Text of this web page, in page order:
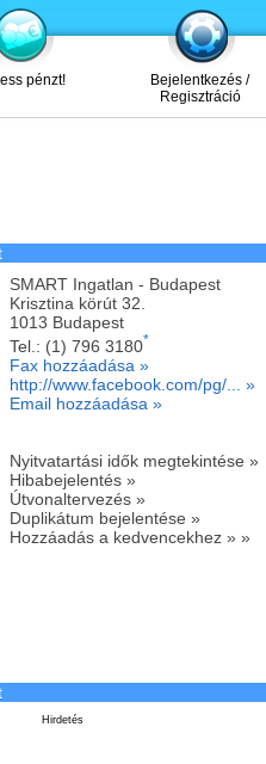
pénzt!
Bejelentkezés /
Regisztráció
SMART Ingatlan - Budapest
Krisztina körút 32.
1013 Budapest
Tel.: (1) 796 3180*
Fax hozzáadása »
http://www.facebook.com/pg/... »
Email hozzáadása »
Nyitvatartási idők megtekintése »
Hibabejelentés »
Útvonaltervezés »
Duplikátum bejelentése »
Hozzáadás a kedvencekhez » »
Hirdetés